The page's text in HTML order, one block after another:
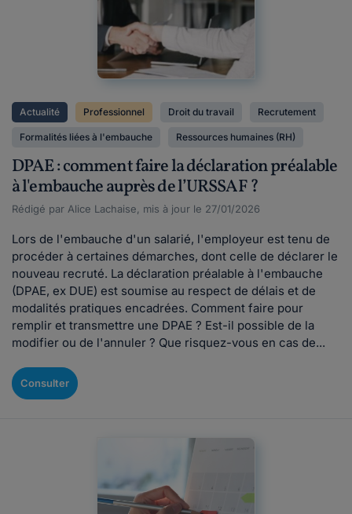
Actualité Professionnel Droit du travail Recrutement
Formalités liées à l'embauche Ressources humaines (RH)
DPAE : comment faire la déclaration préalable
à l'embauche auprès de l’URSSAF ?
Rédigé par Alice Lachaise, mis à jour le 27/01/2026
Lors de l'embauche d'un salarié, l'employeur est tenu de
procéder à certaines démarches, dont celle de déclarer le
nouveau recruté. La déclaration préalable à l'embauche
(DPAE, ex DUE) est soumise au respect de délais et de
modalités pratiques encadrées. Comment faire pour
remplir et transmettre une DPAE ? Est-il possible de la
modifier ou de l'annuler ? Que risquez-vous en cas de...
Consulter